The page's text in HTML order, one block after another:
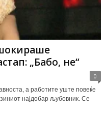
„Бабо, не“
0
а работите уште повеќе
најдобар љубовник. Се